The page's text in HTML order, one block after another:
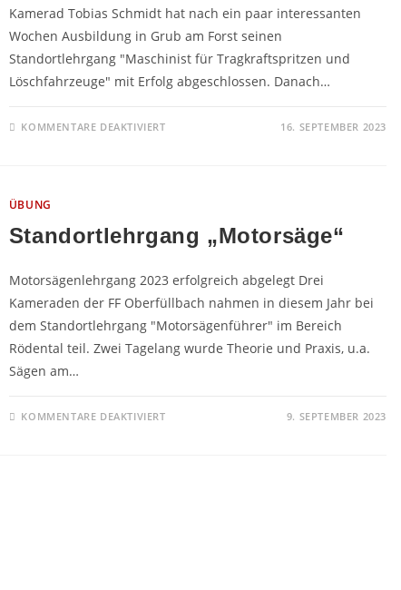
Kamerad Tobias Schmidt hat nach ein paar interessanten
Wochen Ausbildung in Grub am Forst seinen
Standortlehrgang "Maschinist für Tragkraftspritzen und
Löschfahrzeuge" mit Erfolg abgeschlossen. Danach…
KOMMENTARE DEAKTIVIERTFÜR 16. SEPTEMBER 2023
ÜBUNG
Standortlehrgang „Motorsäge“
Motorsägenlehrgang 2023 erfolgreich abgelegt Drei
Kameraden der FF Oberfüllbach nahmen in diesem Jahr bei
dem Standortlehrgang "Motorsägenführer" im Bereich
Rödental teil. Zwei Tagelang wurde Theorie und Praxis, u.a.
Sägen am…
KOMMENTARE DEAKTIVIERTFÜR 9. SEPTEMBER 2023